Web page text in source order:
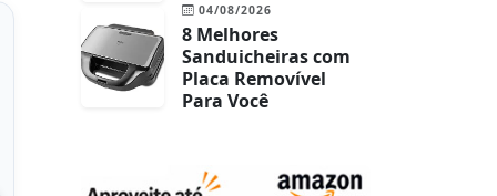
04/08/2026
8 Melhores
Sanduicheiras com
Placa Removível
Para Você